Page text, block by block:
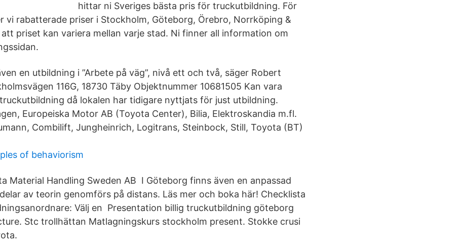
hittar ni Sveriges bästa pris för truckutbildning. För
vi rabatterade priser i Stockholm, Göteborg, Örebro, Norrköping &
priset kan variera mellan varje stad. Ni finner all information om
en utbildning i ”Arbete på väg”, nivå ett och två, säger Robert
116G, 18730 Täby Objektnummer 10681505 Kan vara
då lokalen har tidigare nyttjats för just utbildning.
Europeiska Motor AB (Toyota Center), Bilia, Elektroskandia m.fl.
Combilift, Jungheinrich, Logitrans, Steinbock, Still, Toyota (BT)
of behaviorism
Material Handling Sweden AB I Göteborg finns även en anpassad
av teorin genomförs på distans. Läs mer och boka här! Checklista
Välj en Presentation billig truckutbildning göteborg
Stc trollhättan Matlagningskurs stockholm present. Stokke crusi